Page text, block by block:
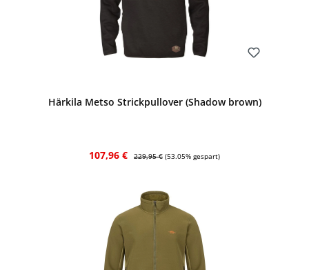
Härkila Metso Strickpullover (Shadow brown)
Verkaufspreis:
107,96 € Regulärer Preis:
229,95 € (53.05% gespart)